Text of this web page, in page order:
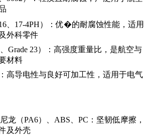
、17-4PH）：优�的耐腐蚀性能，适用
外科零件
Grade 23）：高强度重量比，是航空与
材料
高导电性与良好可加工性，适用于电气
龙（PA6）、ABS、PC：坚韧低摩擦，
及外壳